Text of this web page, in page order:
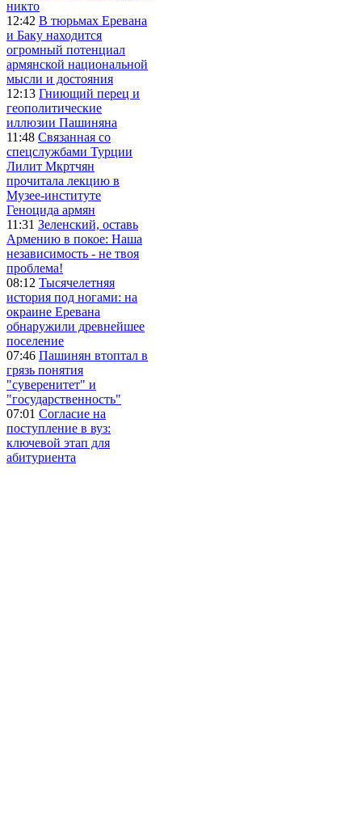
никто
12:42 В тюрьмах Еревана
и Баку находится
огромный потенциал
армянской национальной
мысли и достояния
12:13 Гниющий перец и
геополитические
иллюзии Пашиняна
11:48 Связанная со
спецслужбами Турции
Лилит Мкртчян
прочитала лекцию в
Музее-институте
Геноцида армян
11:31 Зеленский, оставь
Армению в покое: Наша
независимость - не твоя
проблема!
08:12 Тысячелетняя
история под ногами: на
окраине Еревана
обнаружили древнейшее
поселение
07:46 Пашинян втоптал в
грязь понятия
"суверенитет" и
"государственность"
07:01 Согласие на
поступление в вуз:
ключевой этап для
абитуриента